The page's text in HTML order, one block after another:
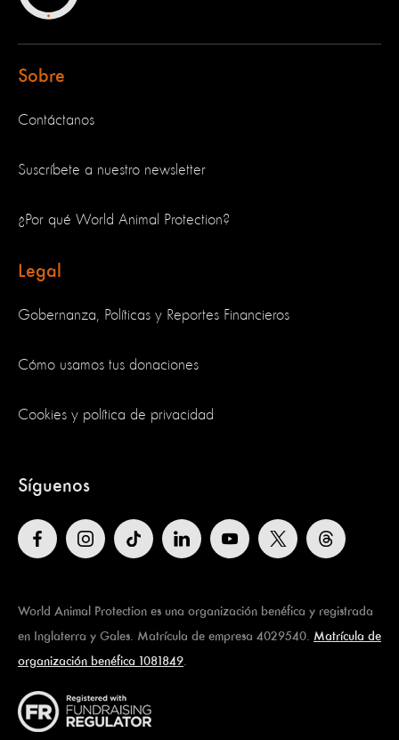
Sobre
Contáctanos
Suscríbete a nuestro newsletter
¿Por qué World Animal Protection?
Legal
Gobernanza, Políticas y Reportes Financieros
Cómo usamos tus donaciones
Cookies y política de privacidad
Síguenos
World Animal Protection es una organización benéfica y registrada
en Inglaterra y Gales. Matrícula de empresa 4029540. Matrícula de
organización benéfica 1081849